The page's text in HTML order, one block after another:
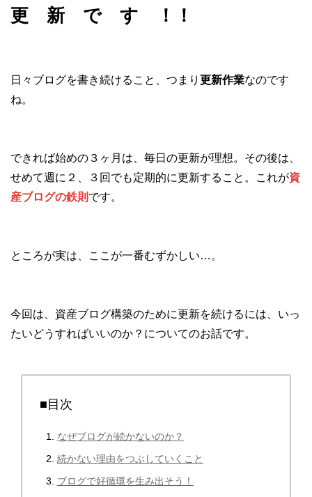
更 新 で す ！！
日々ブログを書き続けること、つまり 更新作業なのです
ね。
できれば始めの３ヶ月は、毎日の更新が理想。その後は、
せめて週に２、３回でも定期的に更新すること。これが資
産ブログの鉄則 です。
ところが実は、ここが一番むずかしい…。
今回は、資産ブログ構築のために更新を続けるには、いっ
たいどうすればいいのか？についてのお話です。
■目次
なぜブログが続かないのか？
続かない理由をつぶしていくこと
ブログで好循環を生み出そう！